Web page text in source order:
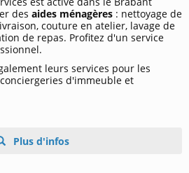
des aides ménagères : nettoyage de
couture en atelier, lavage de
de repas. Profitez d'un service
leurs services pour les
d'immeuble et
Plus d'infos